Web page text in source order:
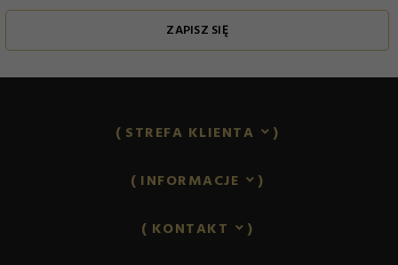
ZAPISZ SIĘ
STREFA KLIENTA
INFORMACJE
KONTAKT